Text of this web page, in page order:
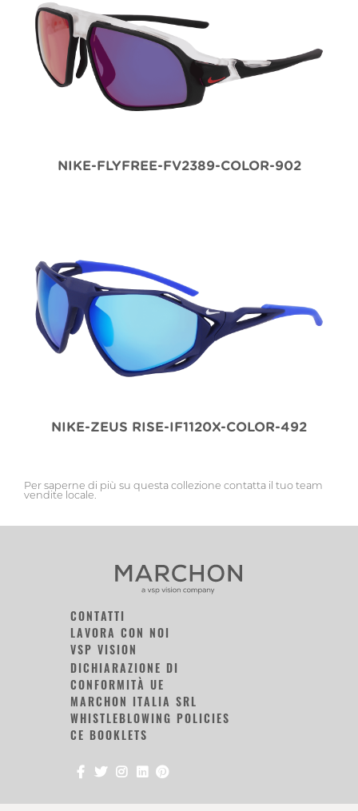
NIKE-FLYFREE-FV2389-COLOR-902
NIKE-ZEUS RISE-IF1120X-COLOR-492
Per saperne di più su questa collezione contatta il tuo team
vendite locale.
CONTATTI
LAVORA CON NOI
VSP VISION
DICHIARAZIONE DI
CONFORMITÀ UE
MARCHON ITALIA SRL
WHISTLEBLOWING POLICIES
CE BOOKLETS